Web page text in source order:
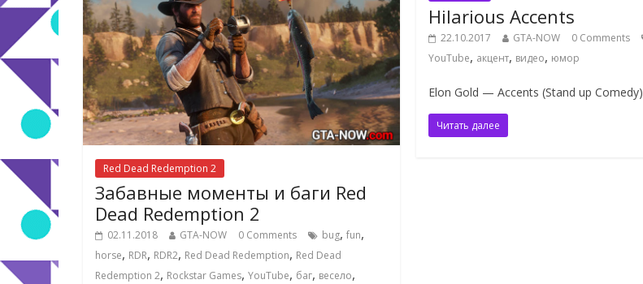
Red Dead Redemption 2
Забавные моменты и баги Red
Dead Redemption 2
02.11.2018 GTA-NOW 0 Comments bug, fun,
horse, RDR, RDR2, Red Dead Redemption, Red Dead
Redemption 2, Rockstar Games, YouTube, баг, весело,
Hilarious Accents
22.10.2017 GTA-NOW 0 Comments
YouTube, акцент, видео, юмор
Elon Gold — Accents (Stand up Comedy)
Читать далее